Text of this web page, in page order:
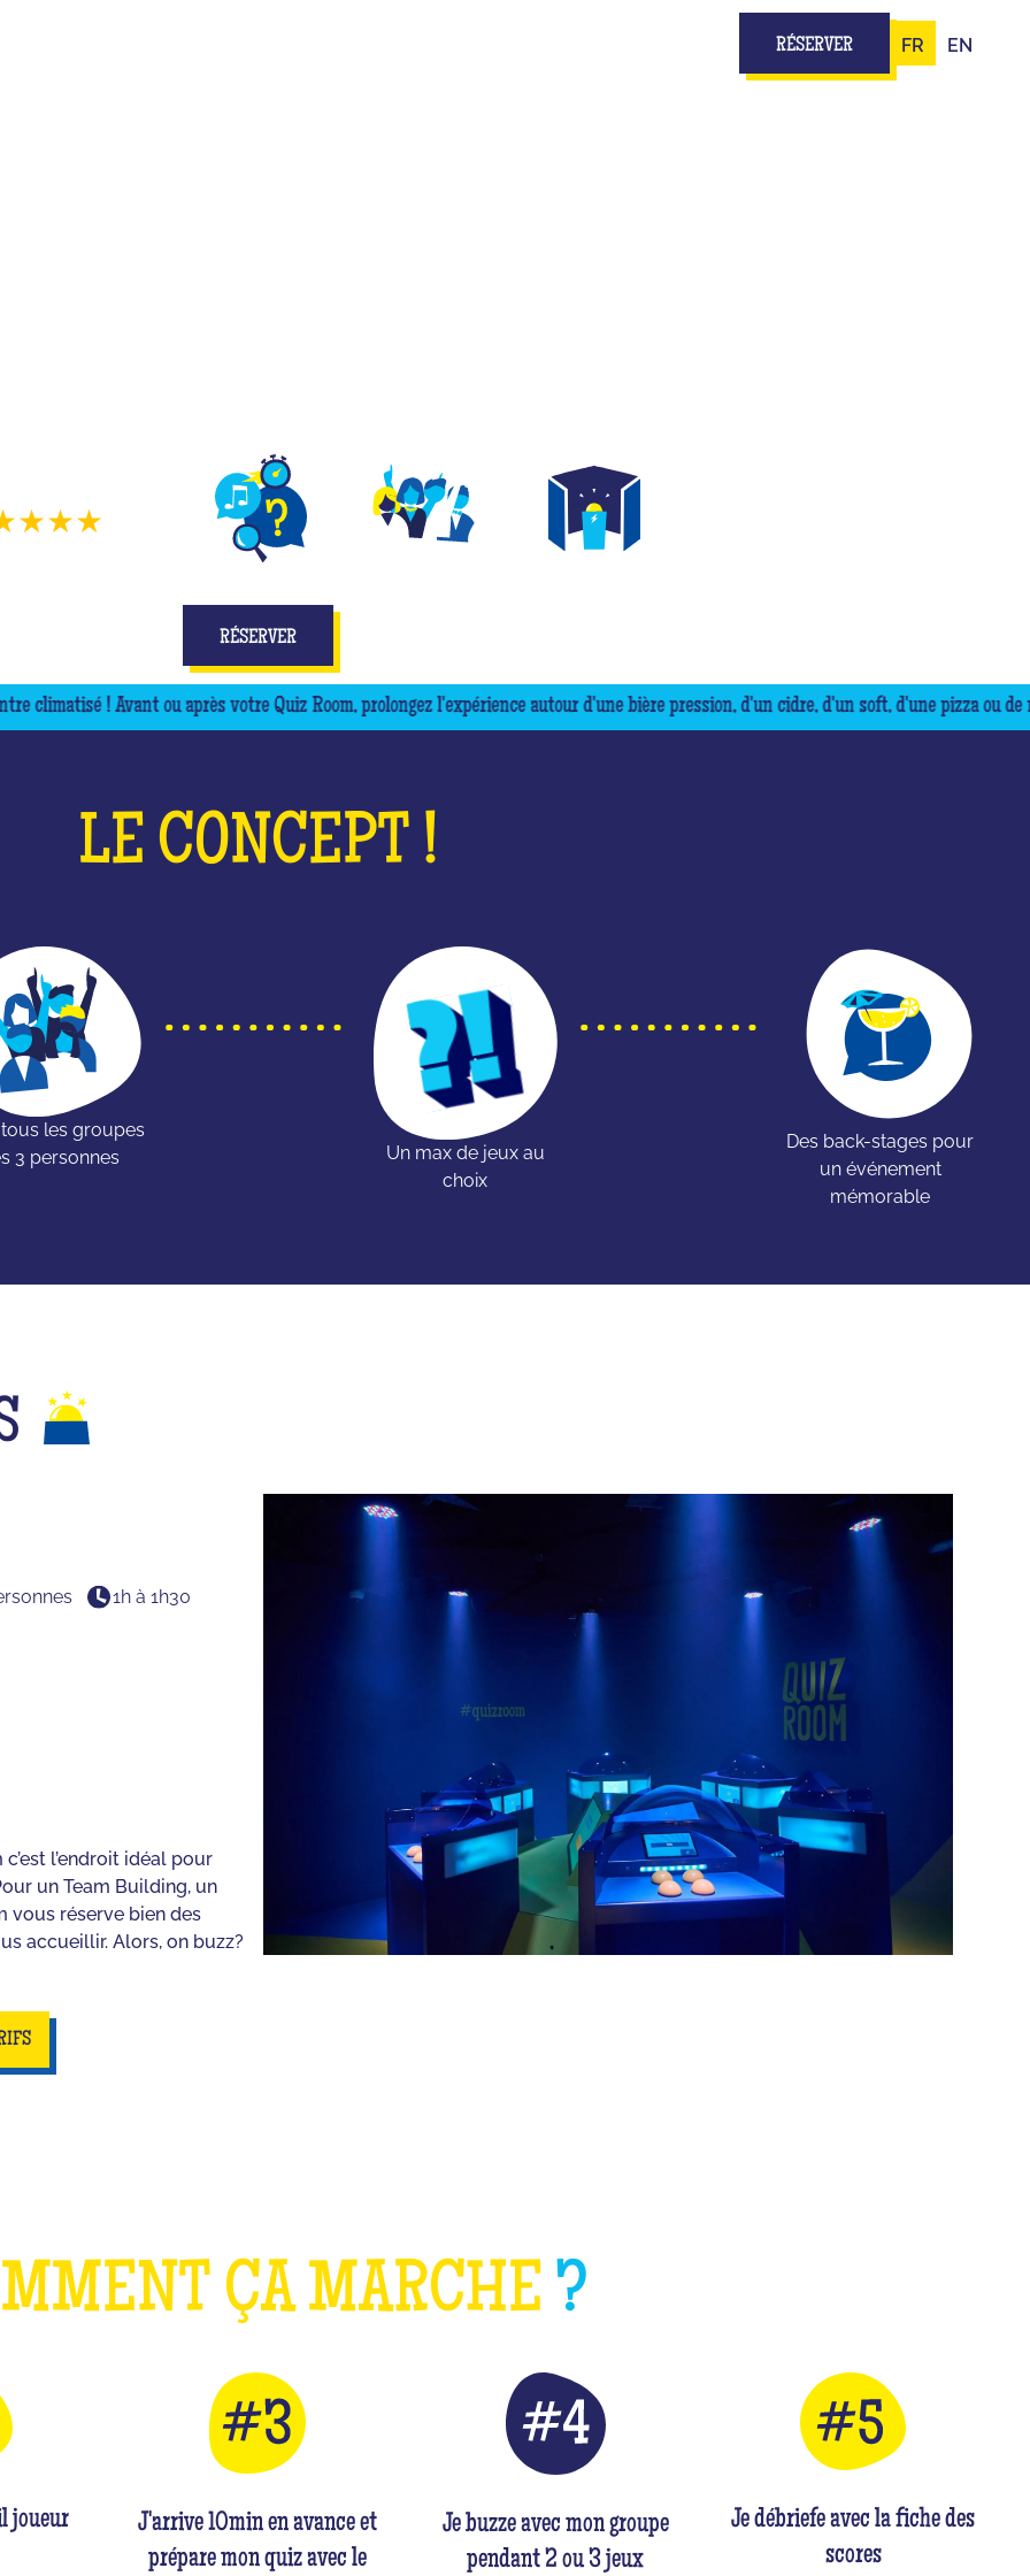
RÉSERVER FR EN
RÉSERVER
ou après votre Quiz Room, prolongez l'expérience autour d'une bière pression, d'un cidre, d'un soft, d'une pizza ou de nos appetizers.
LE CONCEPT !
les groupes
3 personnes
Un max de jeux au
choix
Des back-stages pour
un événement
mémorable
1h à 1h30
l’endroit idéal pour
un Team Building, un
vous réserve bien des
accueillir. Alors, on buzz?
ÇA MARCHE ?
joueur
J'arrive 10min en avance et
prépare mon quiz avec le
Je buzze avec mon groupe
pendant 2 ou 3 jeux
Je débriefe avec la fiche des
scores